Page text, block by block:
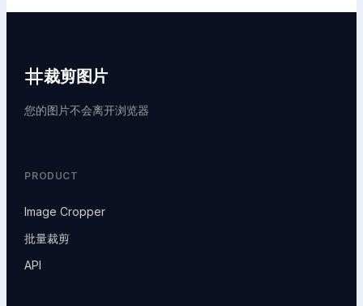
裁剪图片
您的图片不会离开浏览器
PRODUCT
Image Cropper
批量裁剪
API